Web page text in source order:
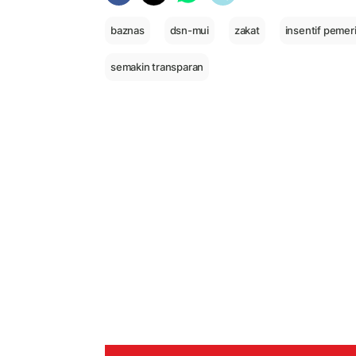
baznas dsn-mui zakat insentif
semakin transparan